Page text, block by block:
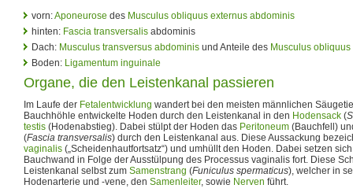
vorn:Aponeurose des Musculus obliquus externus abdominis
hinten: Fascia transversalis abdominis
Dach: Musculus transversus abdominis und Anteile des Musculus
Boden: Ligamentum inguinale
Organe, die den Leistenkanal passieren
Im Laufe der Fetalentwicklung wandert bei den meisten männlichen
Bauchhöhle entwickelte Hoden durch den Leistenkanal in den Hodensack (
testis (Hodenabstieg). Dabei stülpt der Hoden das Peritoneum (Bauchfell)
(Fascia transversalis) durch den Leistenkanal aus. Diese Aussackung
vaginalis („Scheidenhautfortsatz“) und umhüllt den Hoden. Dabei setzen
Bauchwand in Folge der Ausstülpung des Processus vaginalis fort. Diese
Leistenkanal selbst zum Samenstrang (Funiculus spermaticus), welcher in
Hodenarterie und -vene, den Samenleiter, sowie Nerven führt.